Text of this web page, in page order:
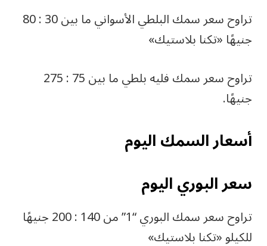
تراوح سعر سمك البلطي الأسواني ما بين 30 : 80
جنيهًا «تكنا بلاستيك»
تراوح سعر سمك فليه بلطي ما بين 75 : 275
جنيهًا.
أسعار السمك اليوم
سعر البوري اليوم
تراوح سعر سمك البوري “1” من 140 : 200 جنيهًا
للكيلو «تكنا بلاستيك»